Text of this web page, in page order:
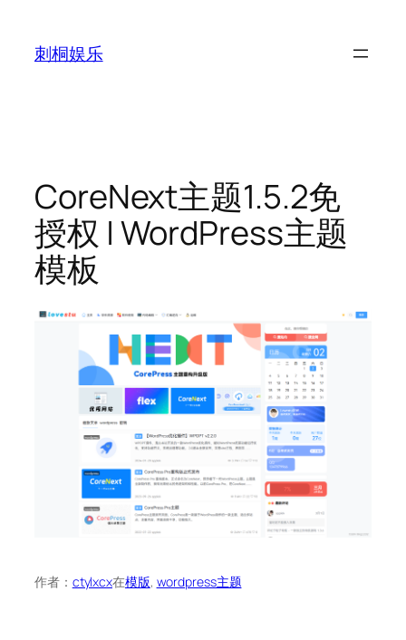
刺桐娱乐
CoreNext主题1.5.2免
授权 | WordPress主题
模板
作者： ctylxcx在模版, wordpress主题